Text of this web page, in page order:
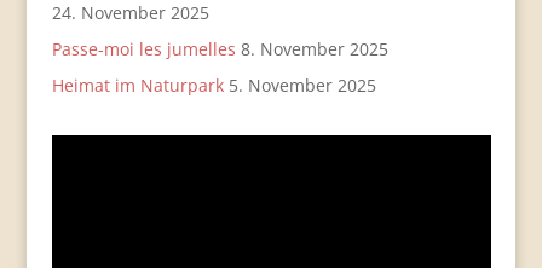
24. November 2025
Passe-moi les jumelles 8. November 2025
Heimat im Naturpark 5. November 2025